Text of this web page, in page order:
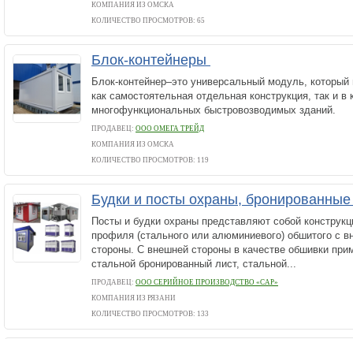
КОМПАНИЯ ИЗ ОМСКА
КОЛИЧЕСТВО ПРОСМОТРОВ: 65
Блок-контейнеры
Блок-контейнер–это универсальный модуль,
как самостоятельная отдельная конструкция, так и
многофункциональных быстровозводимых зданий.
ПРОДАВЕЦ: ООО ОМЕГА ТРЕЙД
КОМПАНИЯ ИЗ ОМСКА
КОЛИЧЕСТВО ПРОСМОТРОВ: 119
Будки и посты охраны,
Посты и будки охраны представляют собой
профиля (стального или алюминиевого) обшитого с
стороны. С внешней стороны в качестве обшивки
стальной бронированный лист, стальной...
ПРОДАВЕЦ: ООО СЕРИЙНОЕ ПРОИЗВОДСТВО «САР»
КОМПАНИЯ ИЗ РЯЗАНИ
КОЛИЧЕСТВО ПРОСМОТРОВ: 133